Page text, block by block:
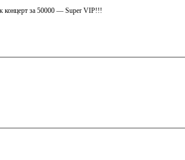
концерт за 50000 — Super VIP!!!